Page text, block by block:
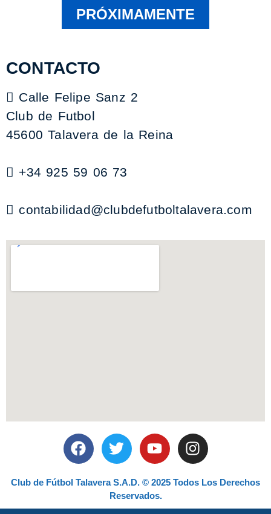
PRÓXIMAMENTE
CONTACTO
Calle Felipe Sanz 2
Club de Futbol
45600 Talavera de la Reina
+34 925 59 06 73
contabilidad@clubdefutboltalavera.com
Club de Fútbol Talavera S.A.D. © 2025 Todos Los Derechos
Reservados.